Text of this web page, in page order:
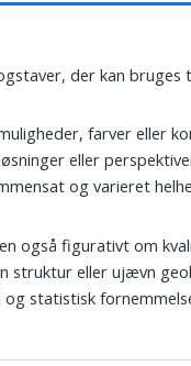
der kan bruges
farver eller
eller
og varieret
også figurativt om
struktur eller ujævn
statistisk